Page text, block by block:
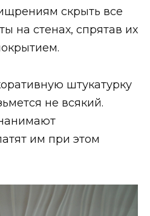
скрыть все
на стенах, спрятав их
штукатурку
не всякий.
им при этом